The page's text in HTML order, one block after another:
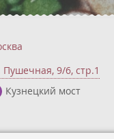
Пушечная, 9/6, стр.1
Кузнецкий мост